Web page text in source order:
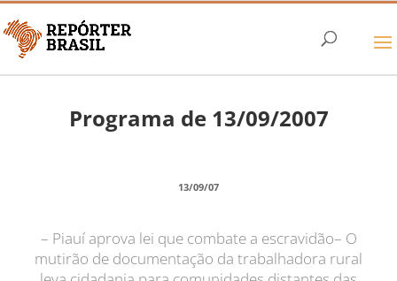
Programa de 13/09/2007
13/09/07
– Piauí aprova lei que combate a escravidão– O
mutirão de documentação da trabalhadora rural